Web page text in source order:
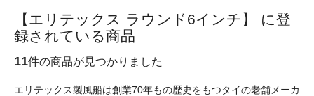
【エリテックス ラウンド6インチ】 に登
録されている商品
11件の商品が見つかりました
エリテックス製風船は創業70年もの歴史をもつタイの老舗メーカ